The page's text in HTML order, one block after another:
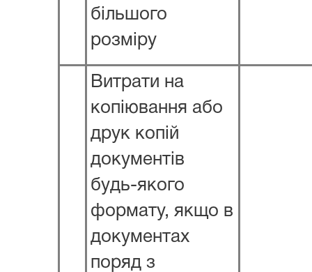
більшого
розміру
Витрати на
копіювання або
друк копій
документів
будь-якого
формату, якщо в
документах
поряд з